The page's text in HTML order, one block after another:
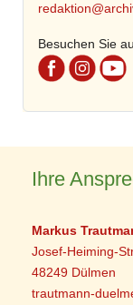
Besuchen Sie
Ihre
Markus
Josef-Heiming-
48249 Dülmen
trautmann-